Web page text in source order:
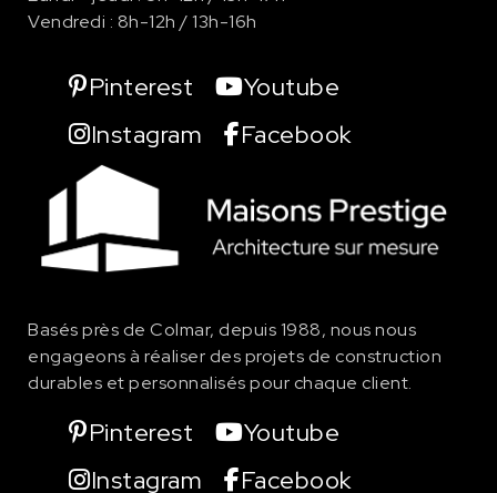
Vendredi : 8h-12h / 13h-16h
Pinterest
Youtube
Instagram
Facebook
Basés près de Colmar, depuis 1988, nous nous
engageons à réaliser des projets de construction
durables et personnalisés pour chaque client.
Pinterest
Youtube
Instagram
Facebook